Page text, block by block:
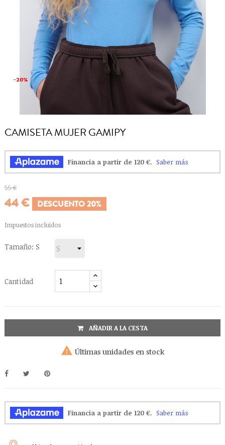
-20%
-20%
CAMISETA MUJER GAMIPY
55 €
44 € DESCUENTO 20%
Impuestos incluidos
Tamaño: S
Cantidad
AÑADIR A LA CESTA
 Últimas unidades en stock